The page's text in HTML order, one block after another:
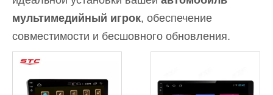
мультимедийный игрок, обеспечение
совместимости и бесшовного обновления.